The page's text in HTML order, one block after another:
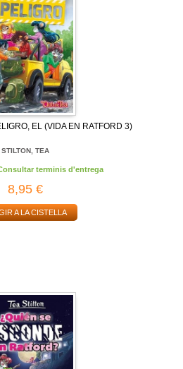
EL (VIDA EN RATFORD 3)
STILTON, TEA
terminis d'entrega
8,95 €
A LA CISTELLA